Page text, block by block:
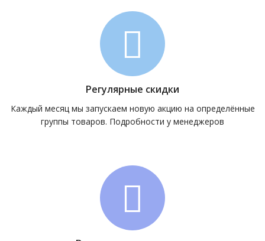
Регулярные скидки
Каждый месяц мы запускаем новую акцию на определённые
группы товаров. Подробности у менеджеров